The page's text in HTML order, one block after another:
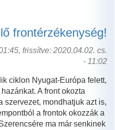
frontérzékenység!
frissítve: 2020.04.02. cs.
- 11:02
ciklon Nyugat-Európa felett,
A front okozta
szervezet, mondhatjuk azt is,
a frontok okozzák a
ma már senkinek